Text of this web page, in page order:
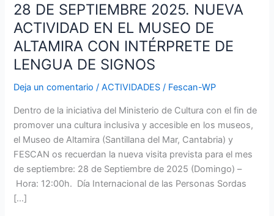
28 DE SEPTIEMBRE 2025. NUEVA
ACTIVIDAD EN EL MUSEO DE
ALTAMIRA CON INTÉRPRETE DE
LENGUA DE SIGNOS
Deja un comentario /ACTIVIDADES / Fescan-WP
Dentro de la iniciativa del Ministerio de Cultura con el fin de
promover una cultura inclusiva y accesible en los museos,
el Museo de Altamira (Santillana del Mar, Cantabria) y
FESCAN os recuerdan la nueva visita prevista para el mes
de septiembre: 28 de Septiembre de 2025 (Domingo) –
Hora: 12:00h. Día Internacional de las Personas Sordas
[…]
INTÉRPRETE
DE
LENGUA
DE
SIGNOS